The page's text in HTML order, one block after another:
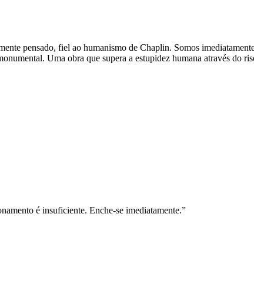
pensado, fiel ao humanismo de Chaplin. Somos
Uma obra que supera a estupidez humana através do
é insuficiente. Enche-se imediatamente.”